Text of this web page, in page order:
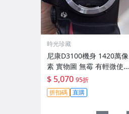
時光珍藏
尼康D3100機身 1420萬像
素 實物圖 無霉 有輕微使用
痕跡 機身原裝 無拆修無翻
新 臨-343
$ 5,070 95折
折扣碼 直購